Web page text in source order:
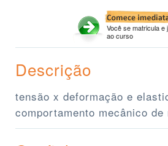
Você se matricula e
ao curso
Descrição
tensão x deformação e
comportamento mecânico de